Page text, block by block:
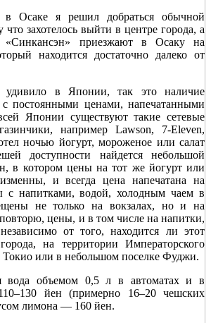
Осаке я решил добраться обычной
что захотелось выйти в центре города, а
«Синкансэн» приезжают в Осаку на
находится достаточно далеко от
удивило в Японии, так это наличие
с постоянными ценами, напечатанными
Японии существуют такие сетевые
например Lawson, 7-Eleven,
ночью йогурт, мороженое или салат
доступности найдется небольшой
в котором цены на тот же йогурт или
и всегда цена напечатана на
с напитками, водой, холодным чаем в
не только на вокзалах, но и на
цены, и в том числе на напитки,
от того, находится ли этот
на территории Императорского
Токио или в небольшом поселке Фуджи.
вода объемом 0,5 л в автоматах и в
йен (примерно 16–20 чешских
лимона — 160 йен.